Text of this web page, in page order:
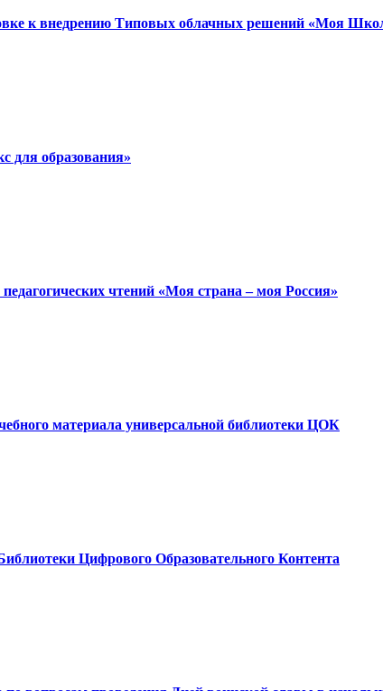
к внедрению Типовых облачных решений «Моя
для образования»
чтений «Моя страна – моя Россия»
материала универсальной библиотеки ЦОК
Цифрового Образовательного Контента